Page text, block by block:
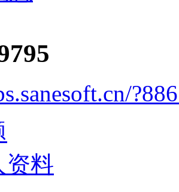
资料